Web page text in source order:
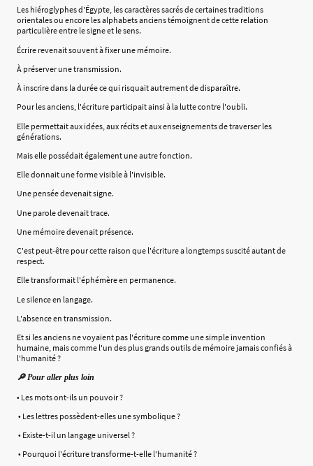
Les hiéroglyphes d'Égypte, les caractères sacrés de certaines traditions
orientales ou encore les alphabets anciens témoignent de cette relation
particulière entre le signe et le sens.
Écrire revenait souvent à fixer une mémoire.
À préserver une transmission.
À inscrire dans la durée ce qui risquait autrement de disparaître.
Pour les anciens, l'écriture participait ainsi à la lutte contre l'oubli.
Elle permettait aux idées, aux récits et aux enseignements de traverser les
générations.
Mais elle possédait également une autre fonction.
Elle donnait une forme visible à l'invisible.
Une pensée devenait signe.
Une parole devenait trace.
Une mémoire devenait présence.
C'est peut-être pour cette raison que l'écriture a longtemps suscité autant de
respect.
Elle transformait l'éphémère en permanence.
Le silence en langage.
L'absence en transmission.
Et si les anciens ne voyaient pas l'écriture comme une simple invention
humaine, mais comme l'un des plus grands outils de mémoire jamais confiés à
l'humanité ?
🔎 Pour aller plus loin
• Les mots ont-ils un pouvoir ?
• Les lettres possèdent-elles une symbolique ?
• Existe-t-il un langage universel ?
• Pourquoi l'écriture transforme-t-elle l'humanité ?